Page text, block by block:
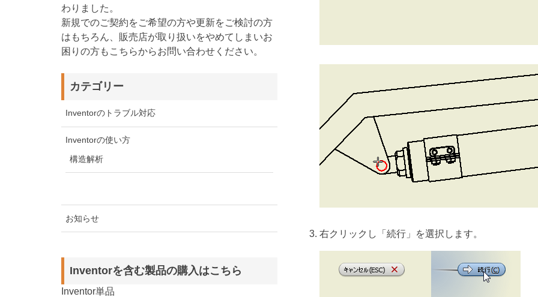
右クリックし「続行」を選択します。
わりました。
新規でのご契約をご希望の方や更新をご検討の方
はもちろん、販売店が取り扱いをやめてしまいお
困りの方もこちらからお問い合わせください。
カテゴリー
Inventorのトラブル対応
Inventorの使い方
構造解析
お知らせ
Inventorを含む製品の購入はこちら
Inventor単品